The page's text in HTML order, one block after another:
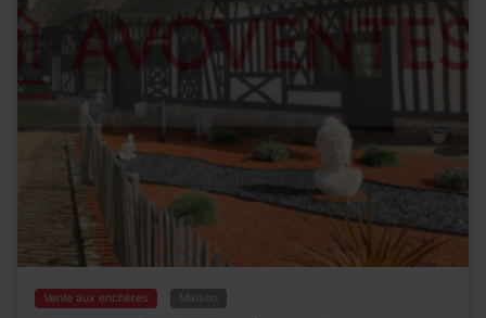
Vente aux enchères Maison